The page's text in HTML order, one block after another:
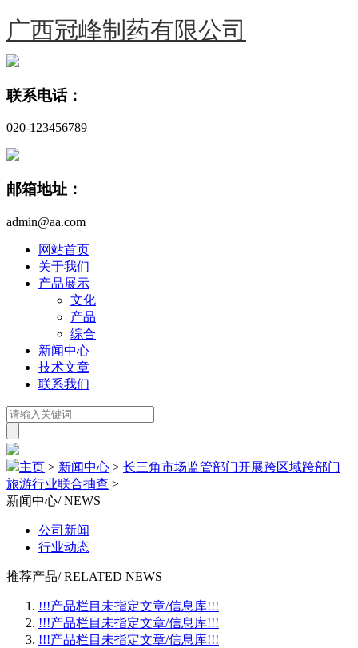
广西冠峰制药有限公司
联系电话：
020-123456789
邮箱地址：
admin@aa.com
网站首页
关于我们
产品展示
文化
产品
综合
新闻中心
技术文章
联系我们
主页 > 新闻中心 > 长三角市场监管部门开展跨区域跨部门
旅游行业联合抽查 >
新闻中心/ NEWS
公司新闻
行业动态
推荐产品/ RELATED NEWS
!!!产品栏目未指定文章/信息库!!!
!!!产品栏目未指定文章/信息库!!!
!!!产品栏目未指定文章/信息库!!!